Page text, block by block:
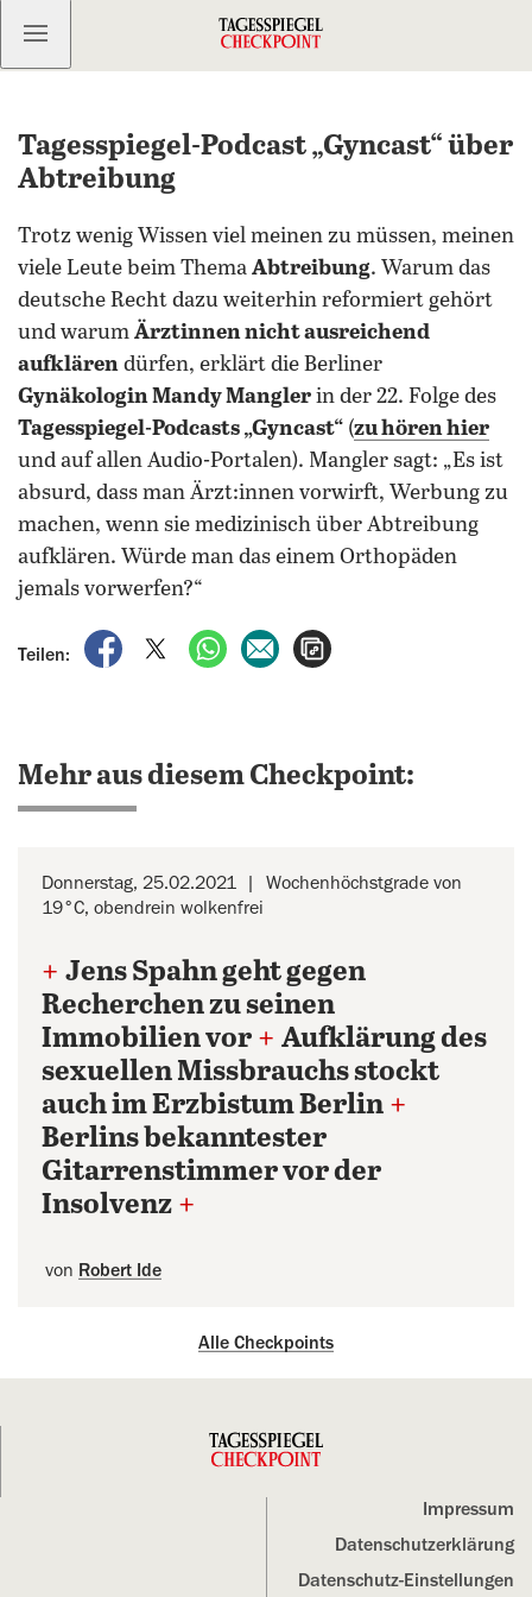
Kostenlos anmelden
Tagesspiegel-Podcast „Gyncast“ über
Abtreibung
Trotz wenig Wissen viel meinen zu müssen, meinen
viele Leute beim Thema Abtreibung. Warum das
deutsche Recht dazu weiterhin reformiert gehört
und warum Ärztinnen nicht ausreichend
aufklären dürfen, erklärt die Berliner
Gynäkologin Mandy Mangler in der 22. Folge des
Tagesspiegel-Podcasts „Gyncast“ (zu hören hier
und auf allen Audio-Portalen). Mangler sagt: „Es ist
absurd, dass man Ärzt:innen vorwirft, Werbung zu
machen, wenn sie medizinisch über Abtreibung
aufklären. Würde man das einem Orthopäden
jemals vorwerfen?“
Teilen:
auf Facebook teilen
auf X teilenper WhatsApp teilen
per E-Mail teilen
Mehr aus diesem Checkpoint:
Donnerstag, 25.02.2021
Wochenhöchstgrade von
19°C, obendrein wolkenfrei
+ Jens Spahn geht gegen
Recherchen zu seinen
Immobilien vor + Aufklärung des
sexuellen Missbrauchs stockt
auch im Erzbistum Berlin +
Berlins bekanntester
Gitarrenstimmer vor der
Insolvenz +
von Robert Ide
Alle Checkpoints
Impressum
Datenschutz­erklärung
Datenschutz-Einstellungen